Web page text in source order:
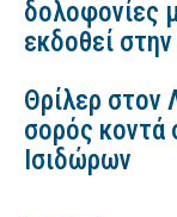
δολοφονίες
εκδοθεί
Θρίλερ στον
σορός κοντά
Ισιδώρων